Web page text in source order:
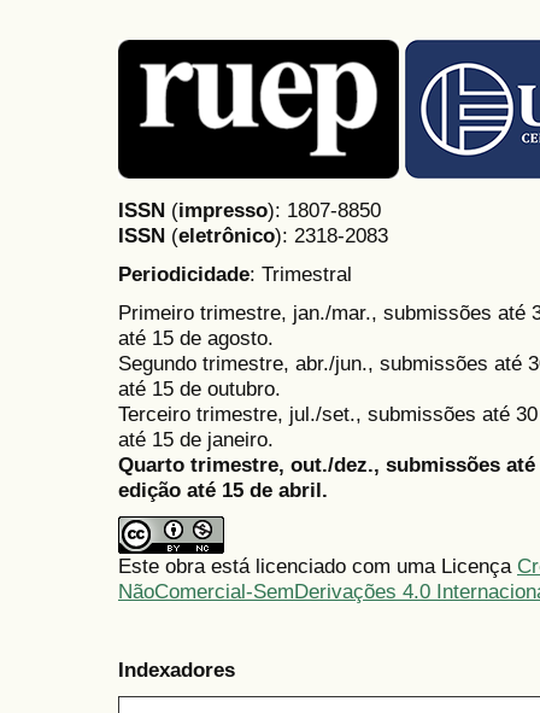
ISSN (impresso): 1807-8850
ISSN (eletrônico): 2318-2083
Periodicidade: Trimestral
Primeiro trimestre, jan./mar., submissões até
até 15 de agosto.
Segundo trimestre, abr./jun., submissões até
até 15 de outubro.
Terceiro trimestre, jul./set., submissões até
até 15 de janeiro.
Quarto trimestre, out./dez., submissões
edição até 15 de abril.
Este obra está licenciado com uma Licença
NãoComercial-SemDerivações 4.0
Indexadores